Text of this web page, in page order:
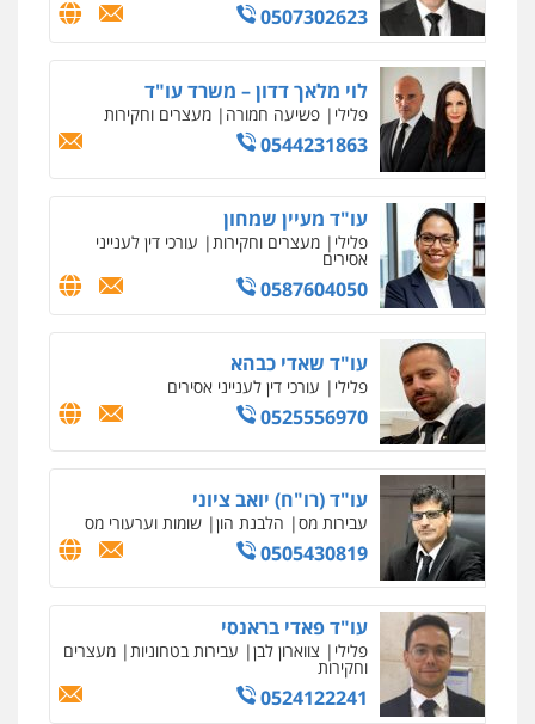
0507302623
לוי מלאך דדון – משרד עו"ד
פלילי פשיעה חמורה מעצרים וחקירות
0544231863
עו"ד מעיין שמחון
פלילי מעצרים וחקירות עורכי דין לענייני
אסירים
0587604050
עו"ד שאדי כבהא
פלילי עורכי דין לענייני אסירים
0525556970
עו"ד (רו"ח) יואב ציוני
עבירות מס הלבנת הון שומות וערעורי מס
0505430819
עו"ד פאדי בראנסי
פלילי צווארון לבן עבירות בטחוניות מעצרים
וחקירות
0524122241